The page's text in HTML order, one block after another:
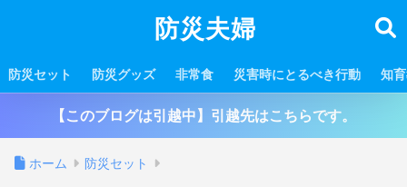
防災夫婦
防災セット 防災グッズ 非常食 災害時にとるべき行動 知
【このブログは引越中】引越先はこちらです。
ホーム 防災セット